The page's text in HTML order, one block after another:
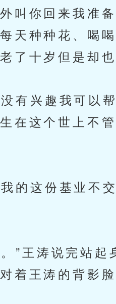
叫你回来我准
天种种花、喝
了十岁但是却
兴趣我可以
在这个世上不
这份基业不
王涛说完站起
着王涛的背影